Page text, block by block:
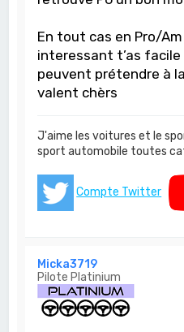
En tout cas en Pro/
interessant t’as facile
peuvent prétendre à
valent chèrs
J'aime les voitures et le
sport automobile toutes
Compte Twitter
Micka3719
Pilote Platinium